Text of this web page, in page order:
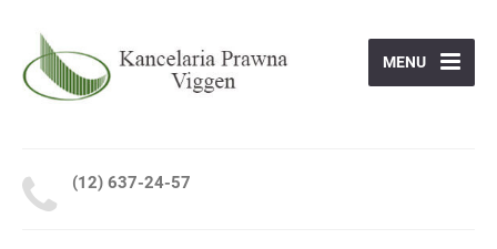
(12) 637-24-57
MENU